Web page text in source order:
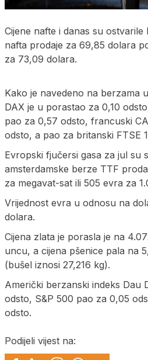
Cijene nafte i danas su
nafta prodaje za 69,85 dolara
za 73,09 dolara.
Kako je navedeno na berzama
DAX je u porastao za 0,10
pao za 0,57 odsto, francuski
odsto, a pao za britanski FTSE
Evropski fjučersi gasa za jul su
amsterdamske berze TTF
za megavat-sat ili 505 evra za
Vrijednost evra u odnosu na
dolara.
Cijena zlata je porasla je na
uncu, a cijena pšenice pala na
(bušel iznosi 27,216 kg).
Američki berzanski indeks Dau
odsto, S&P 500 pao za 0,05
odsto.
Podijeli vijest na: